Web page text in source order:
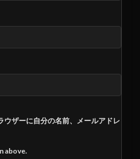
ザーに自分の名前、メールアドレ
above.